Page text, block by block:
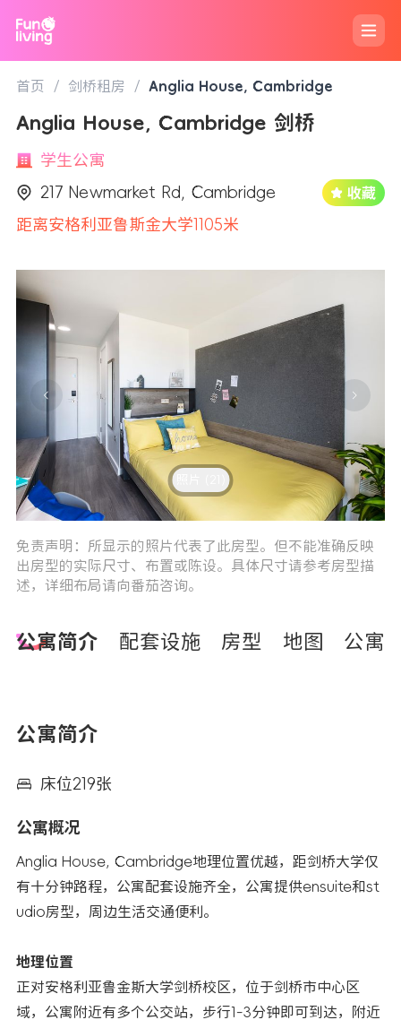
首页 / 剑桥租房 / Anglia House, Cambridge
Anglia House, Cambridge 剑桥
学生公寓
217 Newmarket Rd, Cambridge
距离安格利亚鲁斯金大学1105米
免责声明：所显示的照片代表了此房型。但不能准确反映
出房型的实际尺寸、布置或陈设。具体尺寸请参考房型描
述，详细布局请向番茄咨询。
公寓简介 配套设施 房型 地图 公寓
公寓简介
床位219张
公寓概况
Anglia House, Cambridge地理位置优越，距剑桥大学仅
有十分钟路程，公寓配套设施齐全，公寓提供ensuite和st
udio房型，周边生活交通便利。
地理位置
正对安格利亚鲁金斯大学剑桥校区，位于剑桥市中心区
域，公寓附近有多个公交站，步行1-3分钟即可到达，附近